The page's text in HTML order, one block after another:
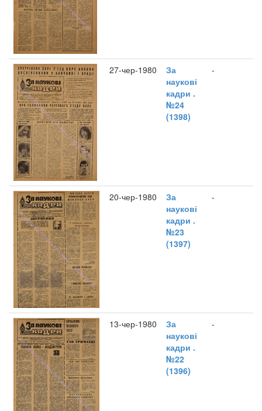
27-чер-1980
За
наукові
кадри .
№24
(1398)
-
20-чер-1980
За
наукові
кадри .
№23
(1397)
-
13-чер-1980
За
наукові
кадри .
№22
(1396)
-